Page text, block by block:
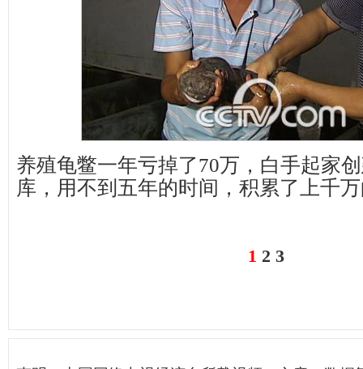
养殖龟鳖一年亏掉了70万，白手起家
库，用不到五年的时间，积累了上千
1 2 3